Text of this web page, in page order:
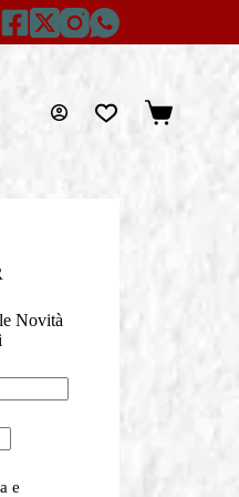
Disclaimer
Carrello
Novità
e